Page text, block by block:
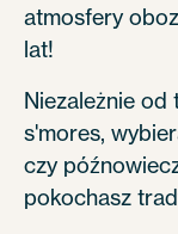
atmosfery
lat!
Niezależnie
s'mores,
czy
pokochasz